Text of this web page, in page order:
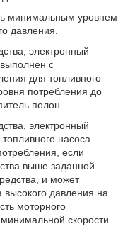
минимальным уровнем
давления.
электронный
с
для топливного
потребления до
полон.
электронный
насоса
если
выше заданной
и может
высокого давления на
моторного
скорости